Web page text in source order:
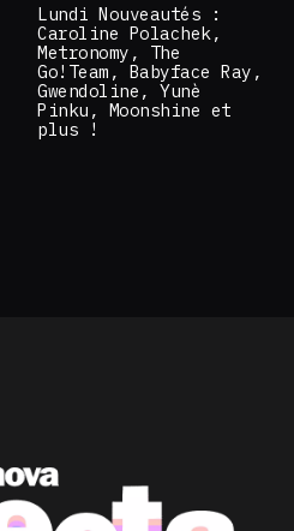
Lundi Nouveautés :
Caroline Polachek,
Metronomy, The
Go!Team, Babyface Ray,
Gwendoline, Yunè
Pinku, Moonshine et
plus !